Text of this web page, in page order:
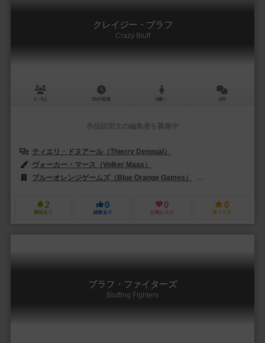
クレイジー・ブラフ
Crazy Bluff
2～8人 30分前後 8歳～ 0件
作品説明文の編集者を募集中
ティエリ・ドヌアール（Thierry Denoual）
ヴォーカー・マース（Volker Maas）
ブルーオレンジゲームズ（Blue Orange Games）
2
興味あり
0
経験あり
0
お気に入り
0
持ってる
ブラフ・ファイターズ
Bluffing Fighters